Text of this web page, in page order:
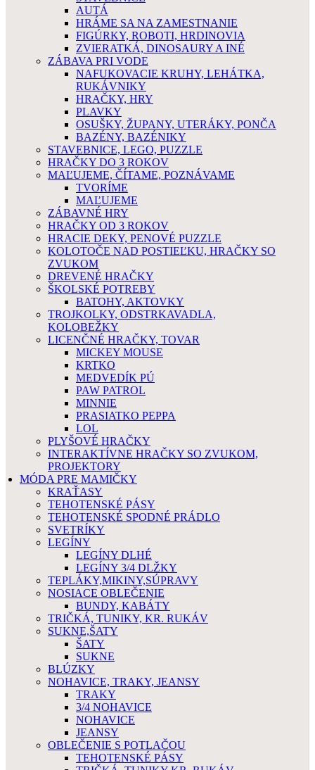
AUTÁ
HRÁME SA NA ZAMESTNANIE
FIGÚRKY, ROBOTI, HRDINOVIA
ZVIERATKÁ, DINOSAURY A INÉ
ZÁBAVA PRI VODE
NAFUKOVACIE KRUHY, LEHÁTKA,
RUKÁVNIKY
HRAČKY, HRY
PLAVKY
OSUŠKY, ŽUPANY, UTERÁKY, PONČA
BAZÉNY, BAZÉNIKY
STAVEBNICE, LEGO, PUZZLE
HRAČKY DO 3 ROKOV
MAĽUJEME, ČÍTAME, POZNÁVAME
TVORÍME
MAĽUJEME
ZÁBAVNÉ HRY
HRAČKY OD 3 ROKOV
HRACIE DEKY, PENOVÉ PUZZLE
KOLOTOČE NAD POSTIEĽKU, HRAČKY SO
ZVUKOM
DREVENÉ HRAČKY
ŠKOLSKÉ POTREBY
BATOHY, AKTOVKY
TROJKOLKY, ODSTRKAVADLA,
KOLOBEŽKY
LICENČNÉ HRAČKY, TOVAR
MICKEY MOUSE
KRTKO
MEDVEDÍK PÚ
PAW PATROL
MINNIE
PRASIATKO PEPPA
LOL
PLYŠOVÉ HRAČKY
INTERAKTÍVNE HRAČKY SO ZVUKOM,
PROJEKTORY
MÓDA PRE MAMIČKY
KRAŤASY
TEHOTENSKÉ PÁSY
TEHOTENSKÉ SPODNÉ PRÁDLO
SVETRÍKY
LEGÍNY
LEGÍNY DLHÉ
LEGÍNY 3/4 DLŽKY
TEPLÁKY,MIKINY,SÚPRAVY
NOSIACE OBLEČENIE
BUNDY, KABÁTY
TRIČKÁ, TUNIKY, KR. RUKÁV
SUKNE,ŠATY
ŠATY
SUKNE
BLÚZKY
NOHAVICE, TRAKY, JEANSY
TRAKY
3/4 NOHAVICE
NOHAVICE
JEANSY
OBLEČENIE S POTLAČOU
TEHOTENSKÉ PÁSY